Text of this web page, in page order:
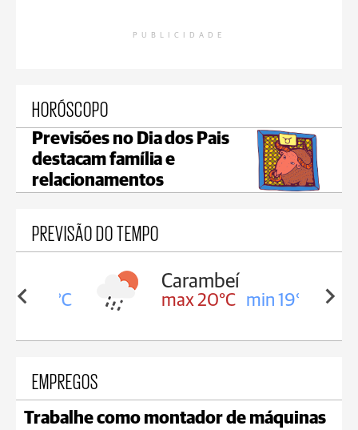
PUBLICIDADE
HORÓSCOPO
Previsões no Dia dos Pais
destacam família e
relacionamentos
PREVISÃO DO TEMPO
19°C
Carambeí
max 20°C min 19°C
EMPREGOS
Trabalhe como montador de máquinas